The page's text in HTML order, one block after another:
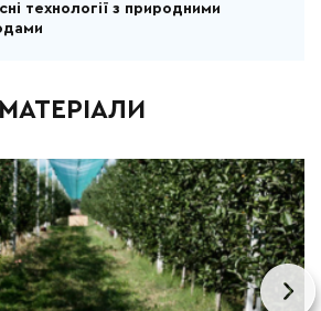
технології з природними